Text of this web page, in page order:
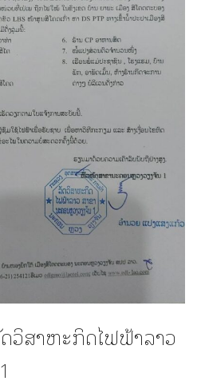
ດວິສາຫະກິດໄຟຟ້າລາວ